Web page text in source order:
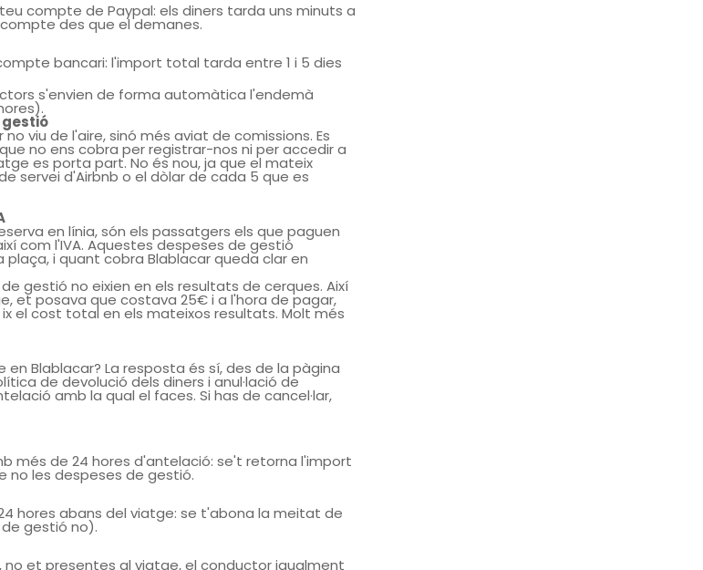
compte de Paypal: els diners tarda uns minuts a
des que el demanes.
bancari: l'import total tarda entre 1 i 5 dies
s'envien de forma automàtica l'endemà
gestió
no viu de l'aire, sinó més aviat de comissions. Es
no ens cobra per registrar-nos ni per accedir a
es porta part. No és nou, ja que el mateix
servei d'Airbnb o el dòlar de cada 5 que es
en línia, són els passatgers els que paguen
com l'IVA. Aquestes despeses de gestió
i quant cobra Blablacar queda clar en
gestió no eixien en els resultats de cerques. Així
et posava que costava 25€ i a l'hora de pagar,
el cost total en els mateixos resultats. Molt més
en Blablacar? La resposta és sí, des de la pàgina
de devolució dels diners i anul·lació de
amb la qual el faces. Si has de cancel·lar,
més de 24 hores d'antelació: se't retorna l'import
no les despeses de gestió.
hores abans del viatge: se t'abona la meitat de
gestió no).
no et presentes al viatge, el conductor igualment